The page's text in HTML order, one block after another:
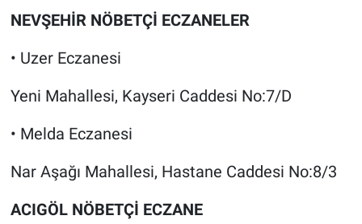
NEVŞEHİR NÖBETÇİ ECZANELER
• Uzer Eczanesi
Yeni Mahallesi, Kayseri Caddesi No:7/D
• Melda Eczanesi
Nar Aşağı Mahallesi, Hastane Caddesi No:8/3
ACIGÖL NÖBETÇİ ECZANE